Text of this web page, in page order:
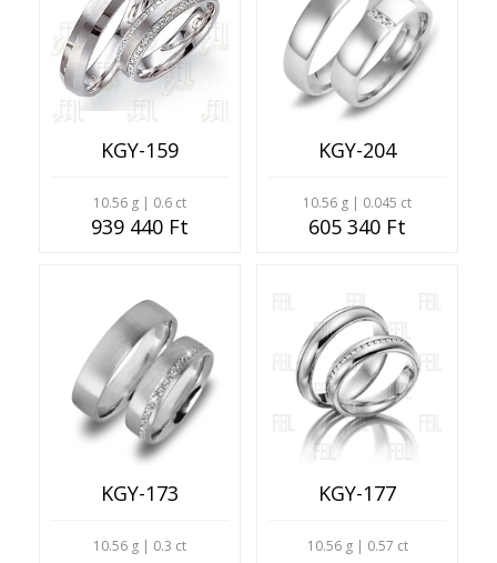
KGY-159
10.56 g | 0.6 ct
939 440 Ft
KGY-204
10.56 g | 0.045 ct
605 340 Ft
KGY-173
10.56 g | 0.3 ct
KGY-177
10.56 g | 0.57 ct